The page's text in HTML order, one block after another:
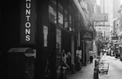
LETSFILM